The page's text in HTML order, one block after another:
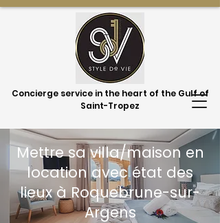
Concierge service in the heart of the Gulf of
Saint-Tropez
Mettre sa villa/maison en
location avec état des
lieux à Roquebrune-sur-
Argens